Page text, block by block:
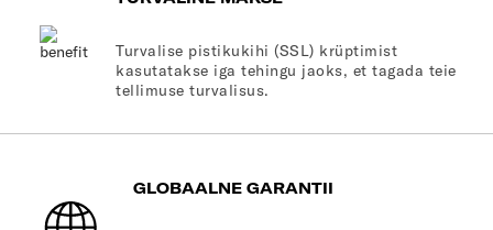
Turvalise pistikukihi (SSL) krüptimist
kasutatakse iga tehingu jaoks, et tagada teie
tellimuse turvalisus.
GLOBAALNE GARANTII